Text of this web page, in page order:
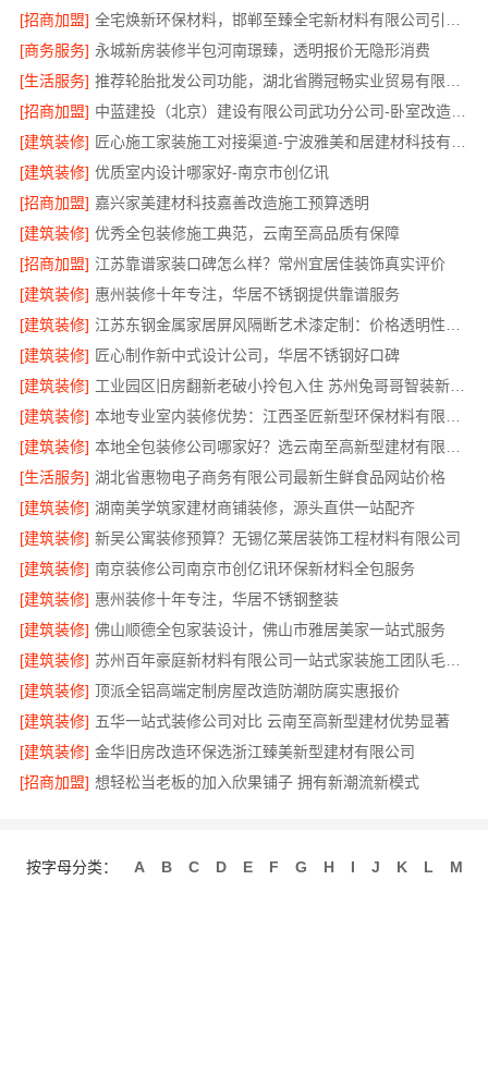
[招商加盟]
[商务服务] 永城新房装修半包河南璟臻，透明报价无隐形消费
[生活服务]
[招商加盟]
中蓝建投（北京）建设有限公司武功分公司-卧室改造智能家居
[建筑装修]
[建筑装修] 优质室内设计哪家好-南京市创亿讯
[招商加盟] 嘉兴家美建材科技嘉善改造施工预算透明
[建筑装修] 优秀全包装修施工典范，云南至高品质有保障
[招商加盟] 江苏靠谱家装口碑怎么样？常州宜居佳装饰真实评价
[建筑装修] 惠州装修十年专注，华居不锈钢提供靠谱服务
[建筑装修]
[建筑装修] 匠心制作新中式设计公司，华居不锈钢好口碑
[建筑装修]
工业园区旧房翻新老破小拎包入住 苏州兔哥哥智装新材料有限公司
[建筑装修]
[建筑装修]
[生活服务] 湖北省惠物电子商务有限公司最新生鲜食品网站价格
[建筑装修] 湖南美学筑家建材商铺装修，源头直供一站配齐
[建筑装修] 新吴公寓装修预算？无锡亿莱居装饰工程材料有限公司
[建筑装修] 南京装修公司南京市创亿讯环保新材料全包服务
[建筑装修] 惠州装修十年专注，华居不锈钢整装
[建筑装修] 佛山顺德全包家装设计，佛山市雅居美家一站式服务
[建筑装修]
[建筑装修] 顶派全铝高端定制房屋改造防潮防腐实惠报价
[建筑装修] 五华一站式装修公司对比 云南至高新型建材优势显著
[建筑装修] 金华旧房改造环保选浙江臻美新型建材有限公司
[招商加盟] 想轻松当老板的加入欣果铺子 拥有新潮流新模式
按字母分类： A B C D E F G H I J K L
M